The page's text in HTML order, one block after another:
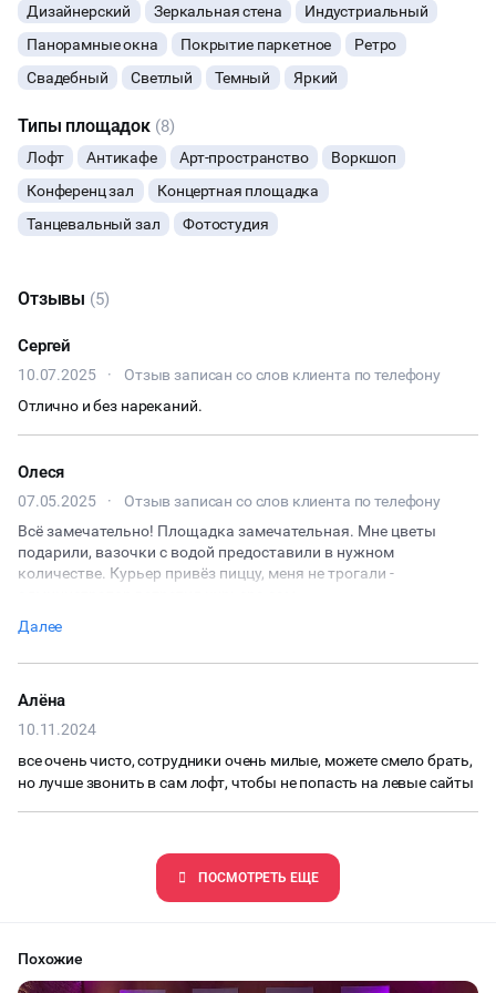
Дизайнерский
Зеркальная стена
Индустриальный
Панорамные окна
Покрытие паркетное
Ретро
Свадебный
Светлый Темный Яркий
Типы площадок (8)
Лофт Антикафе Арт-пространство
Воркшоп
Конференц зал
Концертная площадка
Танцевальный зал
Фотостудия
Отзывы (5)
Сергей
10.07.2025 ·
Отзыв записан со слов клиента по телефону
Отлично и без нареканий.
Олеся
07.05.2025 ·
Отзыв записан со слов клиента по телефону
Всё замечательно! Площадка замечательная. Мне цветы
подарили, вазочки с водой предоставили в нужном
количестве. Курьер привёз пиццу, меня не трогали -
Далее
Алëна
10.11.2024
все очень чисто, сотрудники очень милые, можете смело брать,
но лучше звонить в сам лофт, чтобы не попасть на левые сайты
ПОCМОТРЕТЬ ЕЩЕ
КУЛИНАРНЫЙ МАСТЕР-КЛАСС
ФУРШЕТЫ
КОНФЕРЕНЦИИ
ДЕГУСТАЦИИ
Похожие